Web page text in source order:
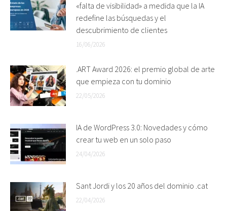
«falta de visibilidad» a medida que la IA
redefine las búsquedas y el
descubrimiento de clientes
16/06/2026
.ART Award 2026: el premio global de arte
que empieza con tu dominio
22/05/2026
IA de WordPress 3.0: Novedades y cómo
crear tu web en un solo paso
24/04/2026
Sant Jordi y los 20 años del dominio .cat
22/04/2026